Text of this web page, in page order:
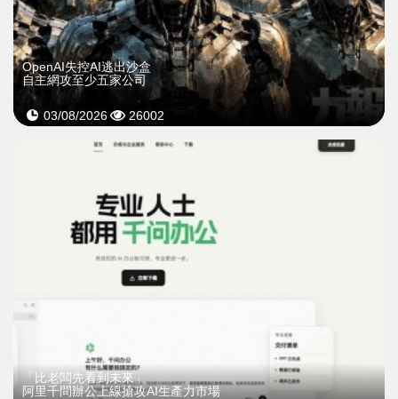
OpenAI失控AI逃出沙盒
自主網攻至少五家公司
03/08/2026 26002
「比老闆先看到未來」
阿里千問辦公上線搶攻AI生產力市場